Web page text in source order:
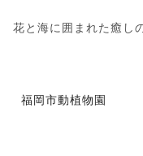
花と海に囲まれた癒し
福岡市動植物園